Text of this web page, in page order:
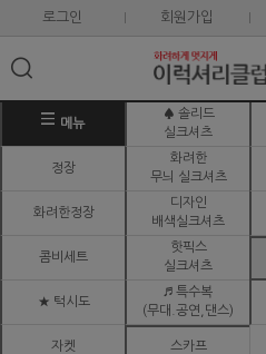
로그인 회원가입
메뉴
♠ 솔리드
실크셔츠
정장
화려한
무늬 실크셔츠
화려한정장
디자인
배색실크셔츠
콤비세트
핫픽스
실크셔츠
★ 턱시도
♬ 특수복
(무대.공연,댄스)
자켓 스카프